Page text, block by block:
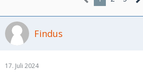
Findus
17. Juli 2024